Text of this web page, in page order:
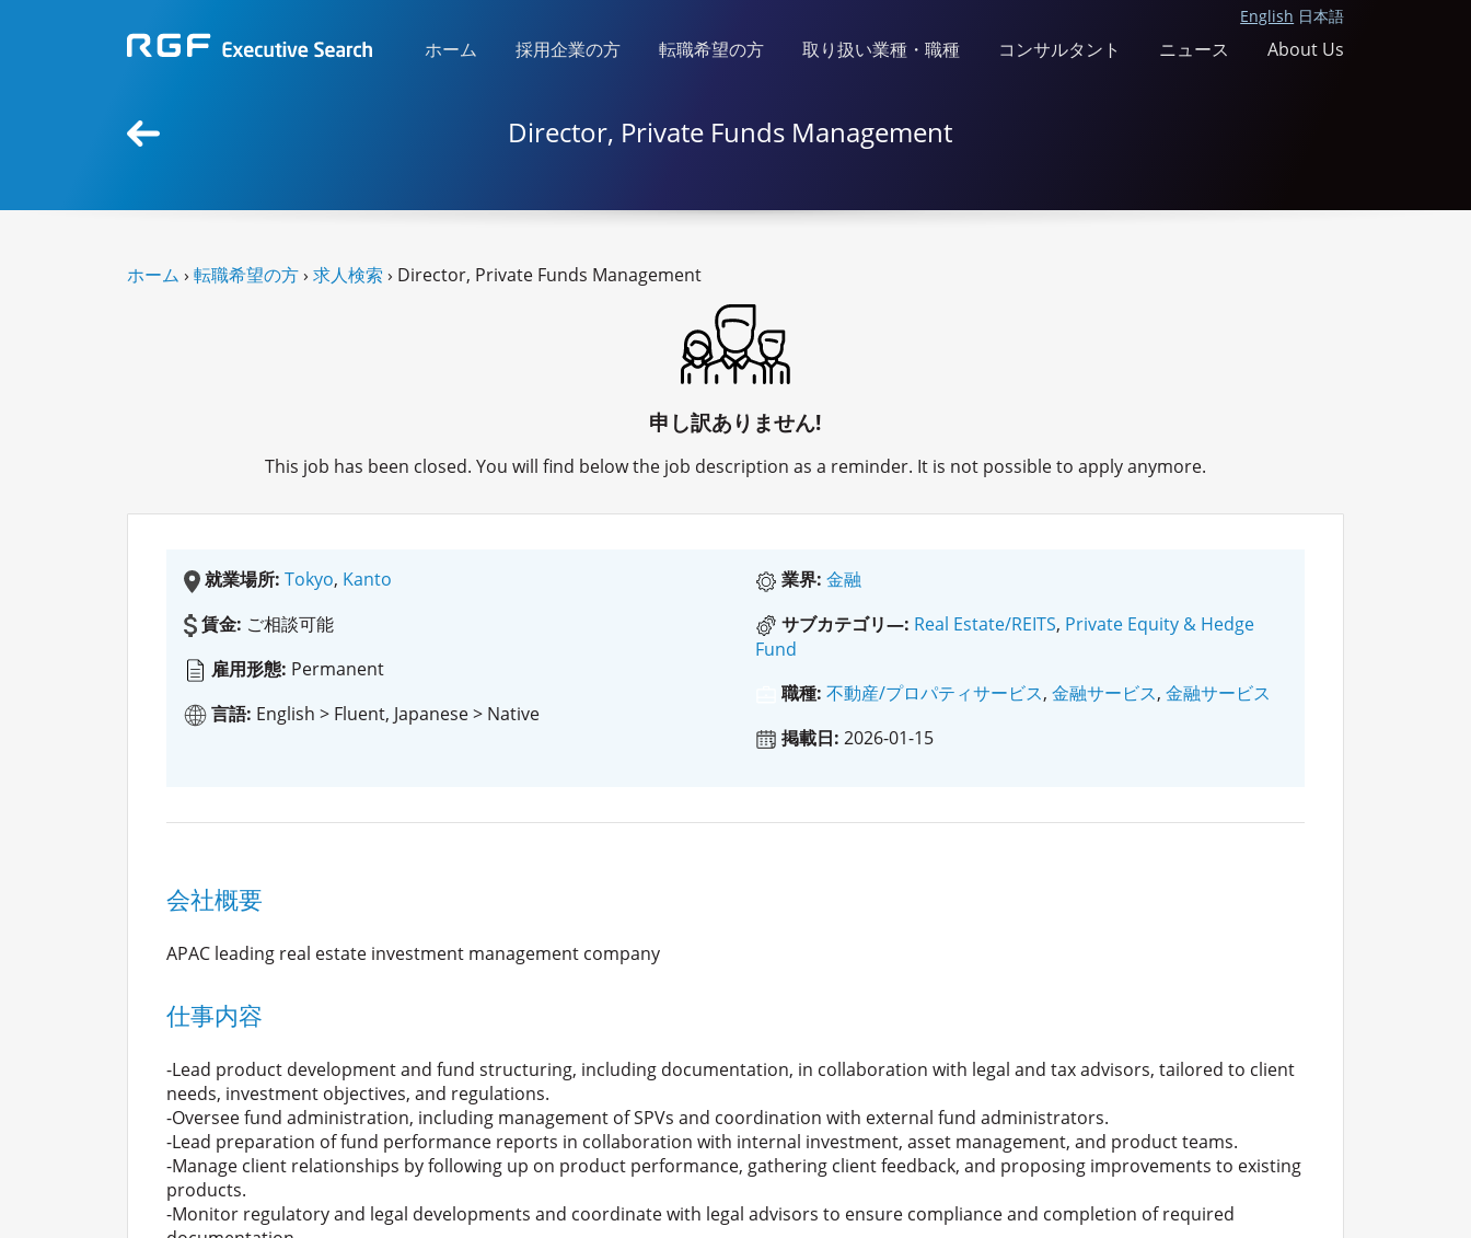
English 日本語
ホーム 採用企業の方 転職希望の方 取り扱い業種・職種 コンサルタント ニュース About Us
Director, Private Funds Management
ホーム › 転職希望の方› 求人検索 › Director, Private Funds Management
申し訳ありません!
This job has been closed. You will find below the job description as a reminder. It is not possible to apply anymore.
就業場所: Tokyo, Kanto
賃金: ご相談可能
雇用形態: Permanent
言語: English > Fluent, Japanese > Native
業界:金融
サブカテゴリ―: Real Estate/REITS, Private Equity & Hedge
Fund
職種:不動産/プロパティサービス,金融サービス,金融サービス
掲載日:2026-01-15
会社概要
APAC leading real estate investment management company
仕事内容
-Lead product development and fund structuring, including documentation, in collaboration with legal and tax advisors, tailored to client
needs, investment objectives, and regulations.
-Oversee fund administration, including management of SPVs and coordination with external fund administrators.
-Lead preparation of fund performance reports in collaboration with internal investment, asset management, and product teams.
-Manage client relationships by following up on product performance, gathering client feedback, and proposing improvements to existing
products.
-Monitor regulatory and legal developments and coordinate with legal advisors to ensure compliance and completion of required